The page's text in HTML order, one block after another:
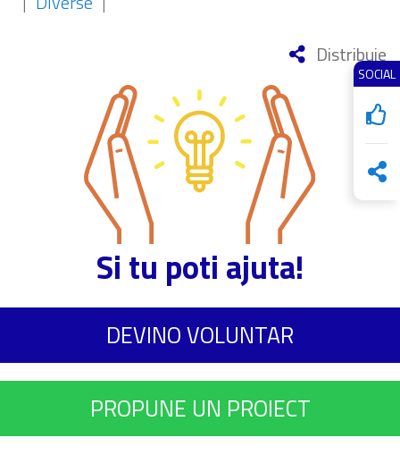
SOCIAL
Distribuie
Si tu poti ajuta!
DEVINO VOLUNTAR
PROPUNE UN PROIECT